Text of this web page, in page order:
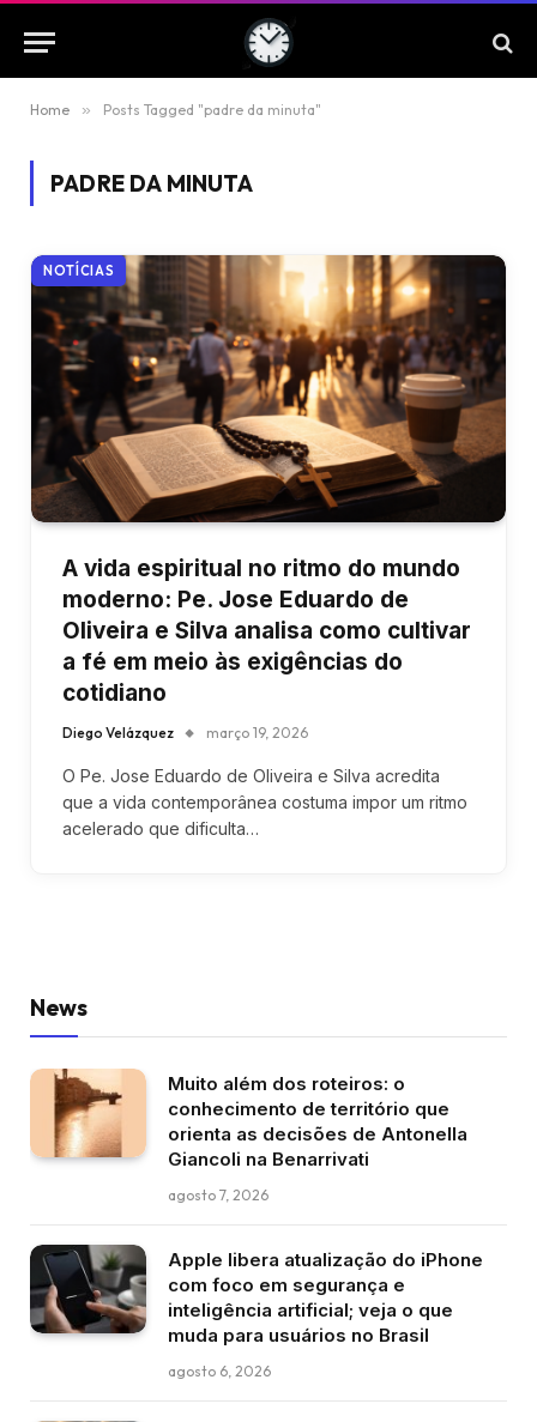
Home » Posts Tagged "padre da minuta"
PADRE DA MINUTA
NOTÍCIAS
A vida espiritual no ritmo do mundo
moderno: Pe. Jose Eduardo de
Oliveira e Silva analisa como cultivar
a fé em meio às exigências do
cotidiano
Diego Velázquez março 19, 2026
O Pe. Jose Eduardo de Oliveira e Silva acredita
que a vida contemporânea costuma impor um ritmo
acelerado que dificulta…
News
Muito além dos roteiros: o
conhecimento de território que
orienta as decisões de Antonella
Giancoli na Benarrivati
agosto 7, 2026
Apple libera atualização do iPhone
com foco em segurança e
inteligência artificial; veja o que
muda para usuários no Brasil
agosto 6, 2026